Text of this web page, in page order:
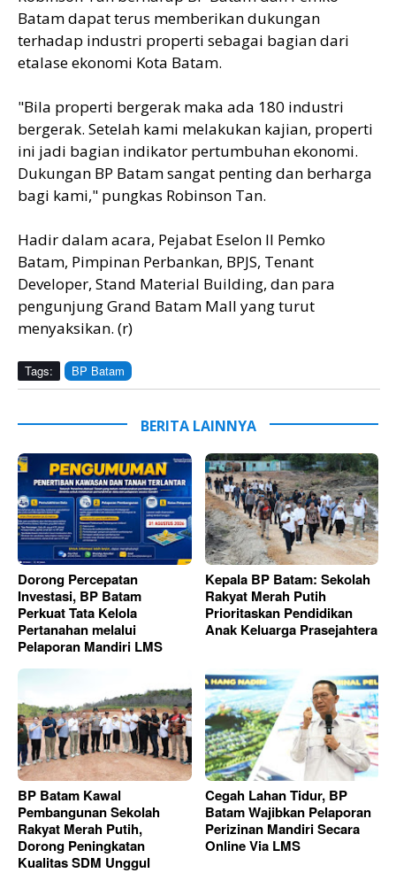
Batam dapat terus memberikan dukungan
terhadap industri properti sebagai bagian dari
etalase ekonomi Kota Batam.
"Bila properti bergerak maka ada 180 industri
bergerak. Setelah kami melakukan kajian, properti
ini jadi bagian indikator pertumbuhan ekonomi.
Dukungan BP Batam sangat penting dan berharga
bagi kami," pungkas Robinson Tan.
Hadir dalam acara, Pejabat Eselon II Pemko
Batam, Pimpinan Perbankan, BPJS, Tenant
Developer, Stand Material Building, dan para
pengunjung Grand Batam Mall yang turut
menyaksikan. (r)
Tags: BP Batam
BERITA LAINNYA
Dorong Percepatan
Investasi, BP Batam
Perkuat Tata Kelola
Pertanahan melalui
Pelaporan Mandiri LMS
Kepala BP Batam: Sekolah
Rakyat Merah Putih
Prioritaskan Pendidikan
Anak Keluarga Prasejahtera
BP Batam Kawal
Pembangunan Sekolah
Rakyat Merah Putih,
Dorong Peningkatan
Kualitas SDM Unggul
Cegah Lahan Tidur, BP
Batam Wajibkan Pelaporan
Perizinan Mandiri Secara
Online Via LMS